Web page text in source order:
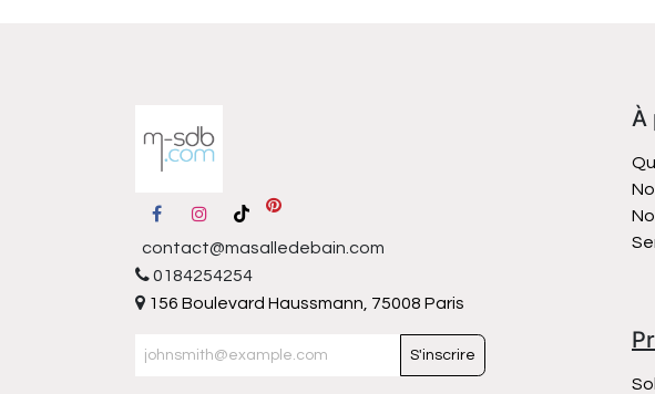
contact@masalledebain.com
0184254254
156 Boulevard Haussmann, 75008 Paris
S'inscrire
À